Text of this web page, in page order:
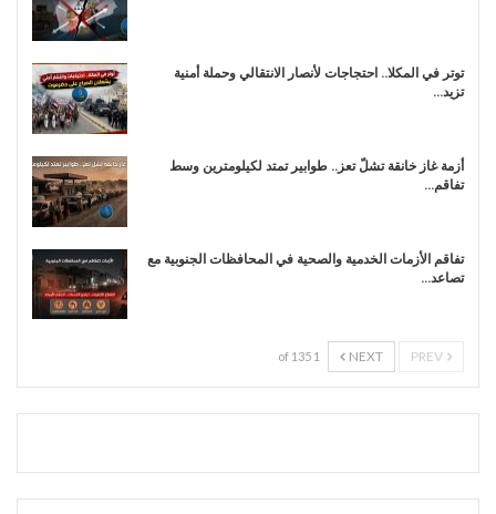
توتر في المكلا.. احتجاجات لأنصار الانتقالي وحملة أمنية
تزيد…
أزمة غاز خانقة تشلّ تعز.. طوابير تمتد لكيلومترين وسط
تفاقم…
تفاقم الأزمات الخدمية والصحية في المحافظات الجنوبية مع
تصاعد…
NEXT
1 of 135